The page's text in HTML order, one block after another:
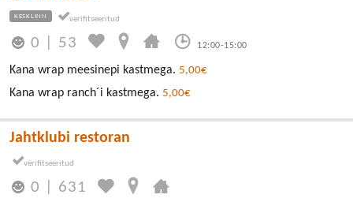
KESKLINN
0 53 12:00-15:00
Kana wrap meesinepi kastmega. 5,00€
Kana wrap ranch´i kastmega. 5,00€
Jahtklubi restoran
0 631